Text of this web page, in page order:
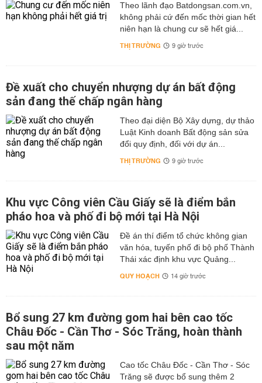
Theo lãnh đạo Batdongsan.com.vn,
không phải cứ đến mốc thời gian hết
niên hạn là chung cư sẽ hết giá...
THỊ TRƯỜNG 9 giờ trước
Đề xuất cho chuyển nhượng dự án bất động
sản đang thế chấp ngân hàng
Theo đại diện Bộ Xây dựng, dự thảo
Luật Kinh doanh Bất động sản sửa
đổi quy định, đối với dự án...
THỊ TRƯỜNG 9 giờ trước
Khu vực Công viên Cầu Giấy sẽ là điểm bắn
pháo hoa và phố đi bộ mới tại Hà Nội
Đề án thí điểm tổ chức không gian
văn hóa, tuyến phố đi bộ phố Thành
Thái xác định khu vực Quảng...
QUY HOẠCH 14 giờ trước
Bổ sung 27 km đường gom hai bên cao tốc
Châu Đốc - Cần Thơ - Sóc Trăng, hoàn thành
sau một năm
Cao tốc Châu Đốc - Cần Thơ - Sóc
Trăng sẽ được bổ sung thêm 2